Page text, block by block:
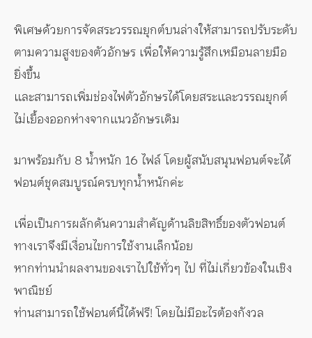
พิเศษด้วยการจัดสระวรรณยุกต์บนล่างให้สามารถปรับระดับ
ตามความสูงของตัวอักษร เพื่อให้ความรู้สึกเหมือนลายมือ
ยิ่งขึ้น
และสามารถเพิ่มช่องไฟตัวอักษรได้โดยสระและวรรณยุกต์
ไม่เยื้องออกห่างจากแนวอักษรเดิม
มาพร้อมกับ 8 น้ำหนัก 16 ไฟล์ โดยผู้สนับสนุนฟอนต์จะได้
ฟอนต์ชุดสมบูรณ์ครบทุกน้ำหนักค่ะ
เพื่อเป็นการผลักดันความสำคัญด้านลิขสิทธิ์ของตัวฟอนต์
ทางเราจึงมีเงื่อนไขการใช้งานเล็กน้อย
หากท่านนำผลงานของเราไปใช้ทั่วๆ ไป ที่ไม่เกี่ยวข้องในเชิง
พาณิชย์
ท่านสามารถใช้ฟอนต์นี้ได้ฟรี! โดยไม่มีอะไรต้องกังวล